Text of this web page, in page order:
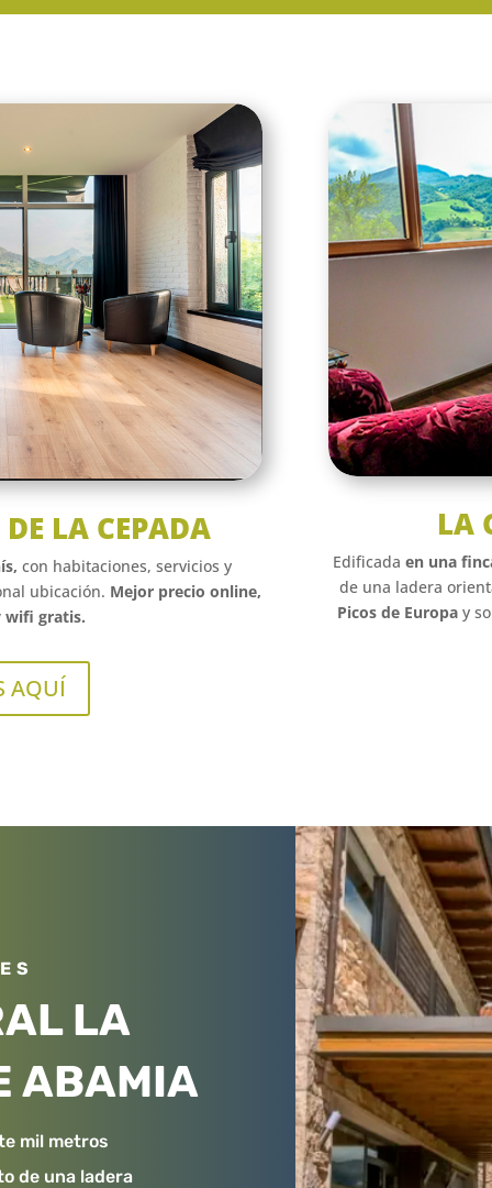
LA CEPADA
con habitaciones, servicios y
ubicación. Mejor precio online,
wifi gratis.
AQUÍ
LA
Edificada en una
de una ladera
Picos de Europay
LA
ABAMIA
mil metros
de una ladera